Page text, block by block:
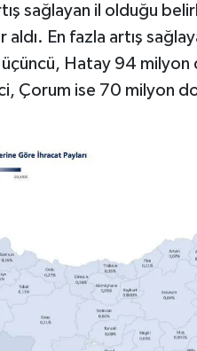
sağlayan il olduğu
En fazla artış
üçüncü, Hatay 94 milyon
Çorum ise 70 milyon